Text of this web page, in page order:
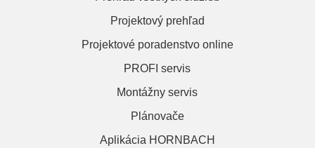
Projektový prehľad
Projektové poradenstvo online
PROFI servis
Montážny servis
Plánovače
Aplikácia HORNBACH